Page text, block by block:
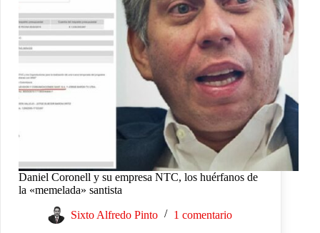
Daniel Coronell y su empresa NTC, los huérfanos de
la «memelada» santista
Sixto Alfredo Pinto 1 comentario